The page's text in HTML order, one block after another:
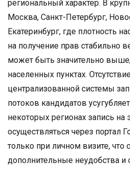
региональный характер. В
Москва, Санкт-Петербург,
Екатеринбург, где плотность
на получение прав стабильно
может быть значительно
населенных пунктах.
централизованной системы
потоков кандидатов
некоторых регионах запись
осуществляться через портал
только при личном визите, что
дополнительные неудобства и